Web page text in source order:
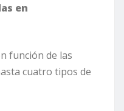
en
función de las
cuatro tipos de